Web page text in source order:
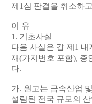
제1심 판결을 취소하
이 유
1. 기초사실
다음 사실은 갑 제1 내
재(가지번호 포함), 증
다.
가. 원고는 금속산업
설림된 전국 규모의